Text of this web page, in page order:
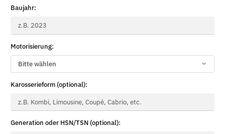
Baujahr:
Motorisierung:
Motorisierung
Bitte wählen
Karosserieform (optional):
Karosserieform
Generation oder HSN/TSN (optional):